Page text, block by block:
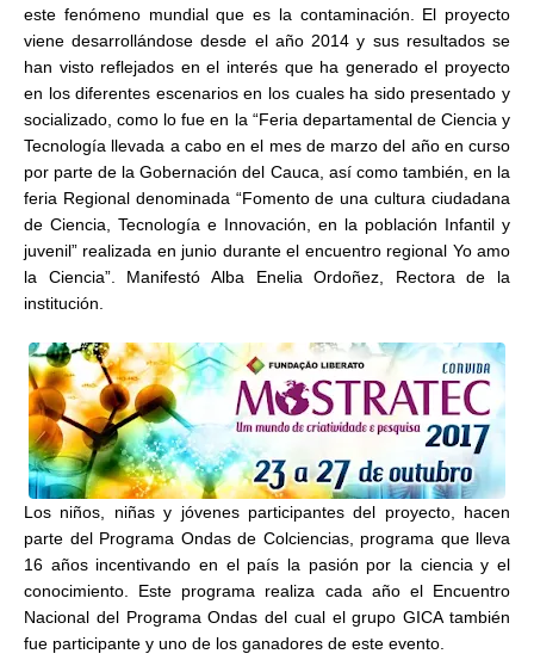
este fenómeno mundial que es la contaminación. El proyecto
viene desarrollándose desde el año 2014 y sus resultados se
han visto reflejados en el interés que ha generado el proyecto
en los diferentes escenarios en los cuales ha sido presentado y
socializado, como lo fue en la “Feria departamental de Ciencia y
Tecnología llevada a cabo en el mes de marzo del año en curso
por parte de la Gobernación del Cauca, así como también, en la
feria Regional denominada “Fomento de una cultura ciudadana
de Ciencia, Tecnología e Innovación, en la población Infantil y
juvenil” realizada en junio durante el encuentro regional Yo amo
la Ciencia”. Manifestó Alba Enelia Ordoñez, Rectora de la
institución.
Los niños, niñas y jóvenes participantes del proyecto, hacen
parte del Programa Ondas de Colciencias, programa que lleva
16 años incentivando en el país la pasión por la ciencia y el
conocimiento. Este programa realiza cada año el Encuentro
Nacional del Programa Ondas del cual el grupo GICA también
fue participante y uno de los ganadores de este evento.